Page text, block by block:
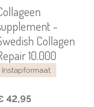
-
Collagen
10.000
Instapformaat
42,95